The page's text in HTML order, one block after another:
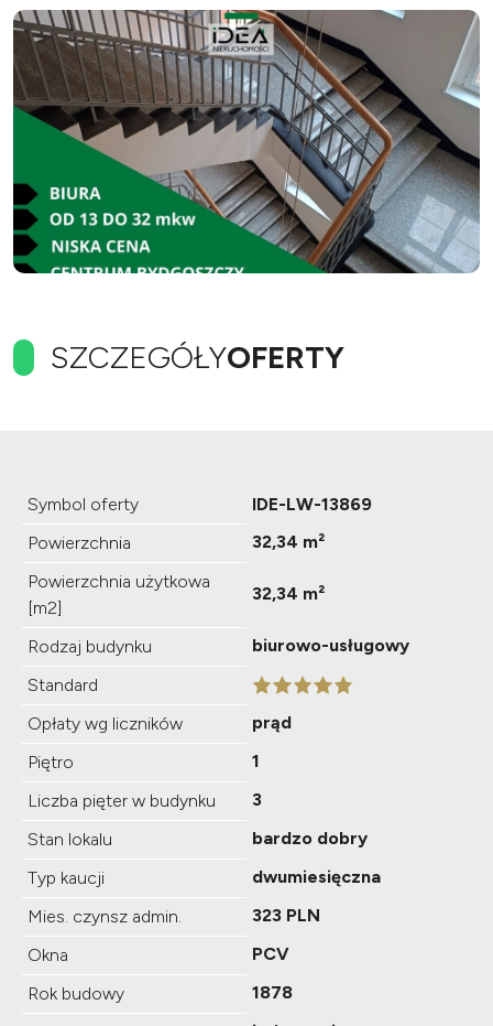
SZCZEGÓŁYOFERTY
Symbol oferty
IDE-LW-13869
Powierzchnia
32,34 m²
Powierzchnia użytkowa
[m2]
32,34 m²
Rodzaj budynku
biurowo-usługowy
Standard
Opłaty wg liczników
prąd
Piętro
1
Liczba pięter w budynku
3
Stan lokalu
bardzo dobry
Typ kaucji
dwumiesięczna
Mies. czynsz admin.
323 PLN
Okna
PCV
Rok budowy
1878